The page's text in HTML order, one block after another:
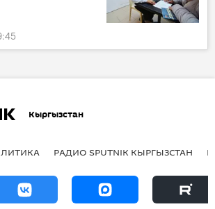
Кыргызстан
РАДИО SPUTNIK КЫРГЫЗСТАН